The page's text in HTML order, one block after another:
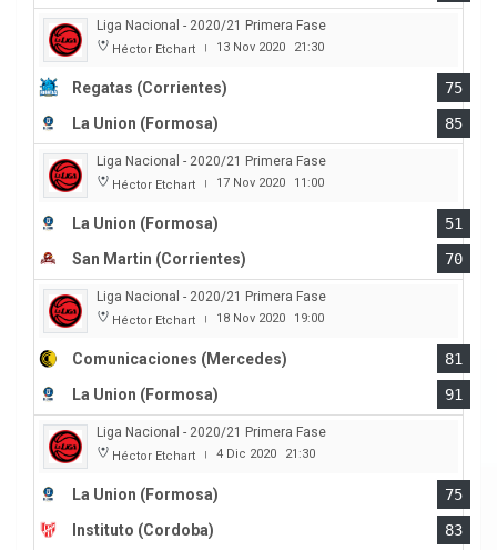
Liga Nacional - 2020/21 Primera Fase
Héctor Etchart | 13 Nov 2020 21:30
Regatas (Corrientes)
75
La Union (Formosa)
85
Liga Nacional - 2020/21 Primera Fase
Héctor Etchart | 17 Nov 2020 11:00
La Union (Formosa)
51
San Martin (Corrientes)
70
Liga Nacional - 2020/21 Primera Fase
Héctor Etchart | 18 Nov 2020 19:00
Comunicaciones (Mercedes)
81
La Union (Formosa)
91
Liga Nacional - 2020/21 Primera Fase
Héctor Etchart | 4 Dic 2020 21:30
La Union (Formosa)
75
Instituto (Cordoba)
83